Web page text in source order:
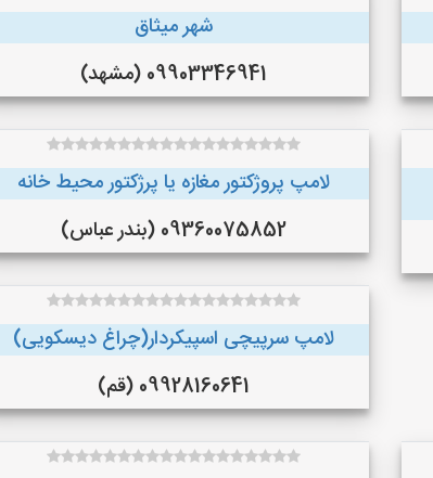
شهر میثاق
09903346941 (مشهد)
لامپ پروژکتور مغازه یا پرژکتور محیط خانه
09360075852 (بندر عباس)
لامپ سرپیچی اسپیکردار(چراغ دیسکویی)
09928160641 (قم)